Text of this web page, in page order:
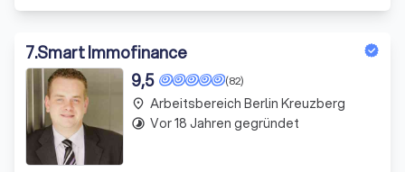
7.Smart Immofinance
(82)
9,5
place Arbeitsbereich Berlin Kreuzberg
timelapse Vor 18 Jahren gegründet